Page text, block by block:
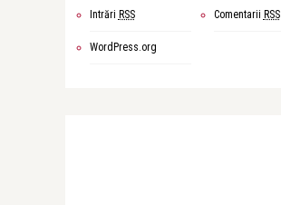
Intrări RSS Comentarii RSS
WordPress.org